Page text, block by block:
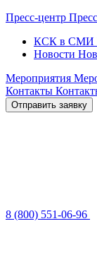
Пресс-центр
КСК в СМИ
Новости
Мероприятия
Контакты
Отправить заявку
8 (800) 551-06-96